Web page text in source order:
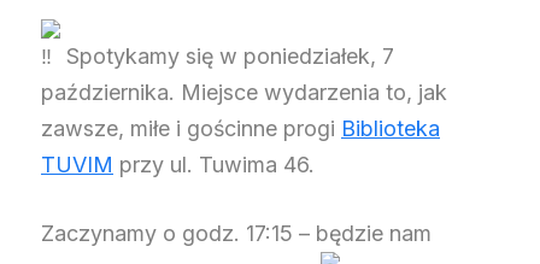
Spotykamy się w poniedziałek, 7
października. Miejsce wydarzenia to, jak
zawsze, miłe i gościnne progi Biblioteka
TUVIM przy ul. Tuwima 46.
Zaczynamy o godz. 17:15 – będzie nam